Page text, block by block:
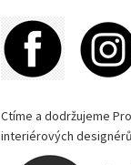
Ctíme a dodržujeme
interiérových designérů